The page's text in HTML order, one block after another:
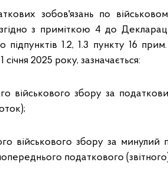
зобов'язань по
з приміткою 4 до
підпунктів 1.2, 1.3 пункту 16
2025 року, зазначається:
військового збору за
військового збору за минулий
податкового